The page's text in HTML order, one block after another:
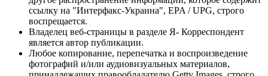
ссылку на "Интерфакс-Украина", EPA / UPG, строго
воспрещается.
Владелец веб-страницы в разделе Я- Корреспондент
является автор публикации.
Любое копирование, перепечатка и воспроизведение
фотографий и/или аудиовизуальных материалов,